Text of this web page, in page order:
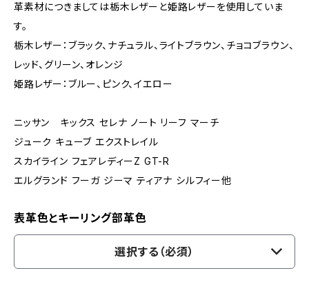
革素材につきましては栃木レザーと姫路レザーを使用していま
す。
栃木レザー：ブラック、ナチュラル、ライトブラウン、チョコブラウン、
レッド、グリーン、オレンジ
姫路レザー：ブルー、ピンク、イエロー
ニッサン キックス セレナ ノート リーフ マーチ
ジューク キューブ エクストレイル
スカイライン フェアレディーZ GT-R
エルグランド フーガ ジーマ ティアナ シルフィー他
表革色とキーリング部革色
選択する（必須）